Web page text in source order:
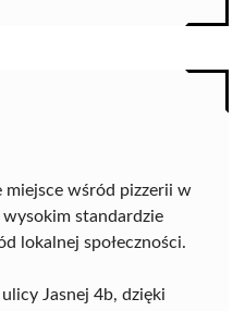
miejsce wśród pizzerii w
standardzie
lokalnej społeczności.
Jasnej 4b, dzięki